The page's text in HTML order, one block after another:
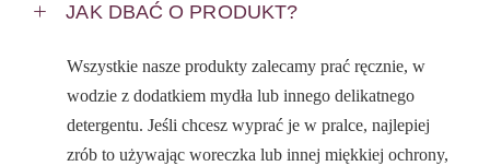
JAK DBAĆ O PRODUKT?
Wszystkie nasze produkty zalecamy prać ręcznie, w
wodzie z dodatkiem mydła lub innego delikatnego
detergentu. Jeśli chcesz wyprać je w pralce, najlepiej
zrób to używając woreczka lub innej miękkiej ochrony,